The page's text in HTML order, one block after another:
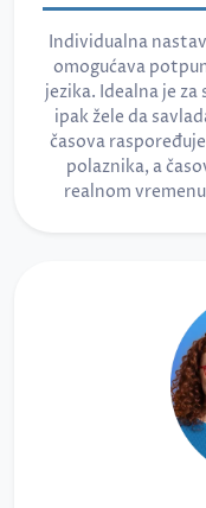
Individualna
omogućava
jezika. Idealna je
ipak žele da
časova
polaznika, a
realnom